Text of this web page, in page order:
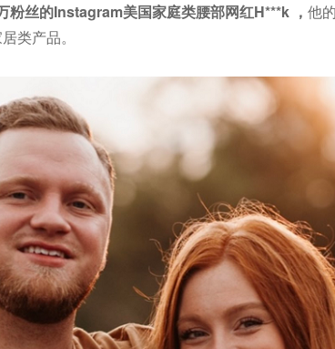
粉丝的Instagram美国家庭类腰部网红H***k ， 他
类产品。